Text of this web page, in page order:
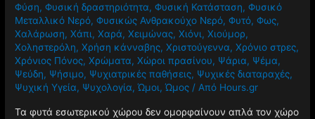
Φύση,Φυσική δραστηριότητα,Φυσική Κατάσταση,Φυσικό
Μεταλλικό Νερό,Φυσικώς Ανθρακούχο Νερό,Φυτό,Φως,
Χαλάρωση,Χάπι,Χαρά,Χειμώνας,Χιόνι,Χιούμορ,
Χοληστερόλη,Χρήση κάνναβης,Χριστούγεννα,Χρόνιο στρες,
Χρόνιος Πόνος,Χρώματα,Χώροι πρασίνου, Ψάρια, Ψέμα,
Ψεύδη, Ψήσιμο, Ψυχιατρικές παθήσεις, Ψυχικές διαταραχές,
Ψυχική Υγεία, Ψυχολογία,Ώμοι,Ώμος / Από Hours.gr
Τα φυτά εσωτερικού χώρου δεν ομορφαίνουν απλά τον χώρο